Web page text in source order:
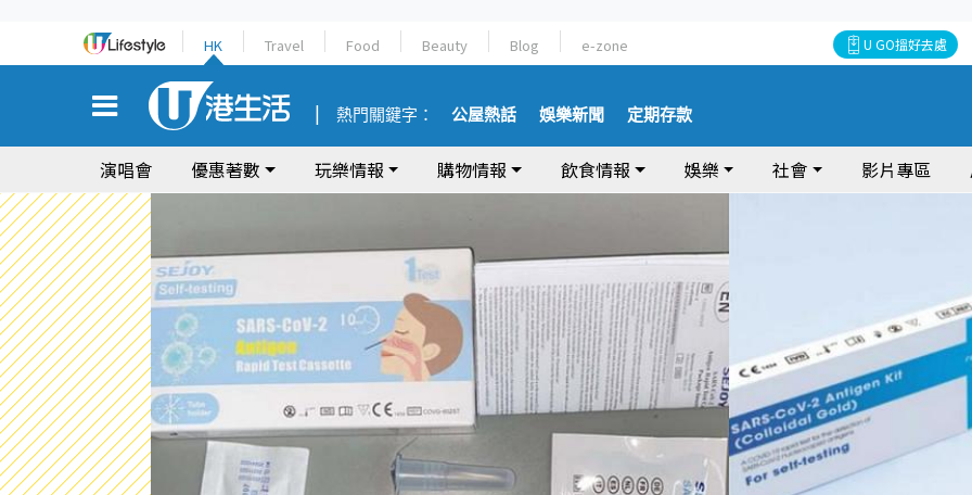
HK Travel Food Beauty Blog e-zone U GO搵好去處
熱門關鍵字： 公屋熱話 娛樂新聞 定期存款
演唱會 優惠著數 玩樂情報 購物情報 飲食情報 娛樂 社會 影片專區